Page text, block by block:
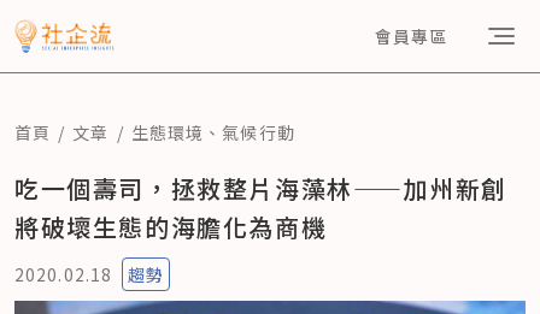
會員專區
首頁 文章 生態環境 、 氣候行動
吃一個壽司，拯救整片海藻林——加州新創
將破壞生態的海膽化為商機
2020.02.18 趨勢